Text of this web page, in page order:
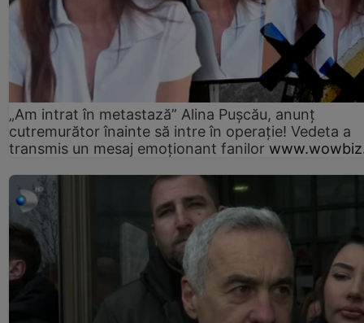
„Am intrat în metastază” Alina Pușcău, anunț
cutremurător înainte să intre în operație! Vedeta a
transmis un mesaj emoționant fanilor